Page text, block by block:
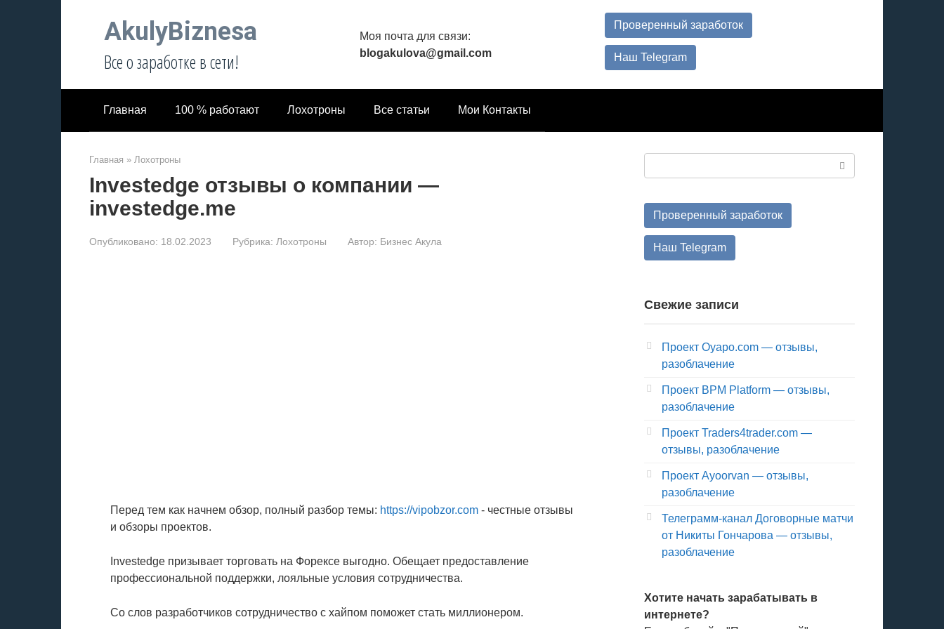
AkulyBiznesa
Все о заработке в сети!
Моя почта для связи:
blogakulova@gmail.com
Проверенный заработок
Наш Telegram
Главная 100 % работают Лохотроны Все статьи Мои Контакты
Главная » Лохотроны
Investedge отзывы о компании —
investedge.me
Опубликовано: 18.02.2023 Рубрика: Лохотроны Автор: Бизнес Акула
Перед тем как начнем обзор, полный разбор темы: https://vipobzor.com - честные отзывы
и обзоры проектов.
Investedge призывает торговать на Форексе выгодно. Обещает предоставление
профессиональной поддержки, лояльные условия сотрудничества.
Со слов разработчиков сотрудничество с хайпом поможет стать миллионером.
Проверенный заработок
Наш Telegram
Свежие записи
Проект Oyapo.com — отзывы,
разоблачение
Проект BPM Platform — отзывы,
разоблачение
Проект Traders4trader.com —
отзывы, разоблачение
Проект Ayoorvan — отзывы,
разоблачение
Телеграмм-канал Договорные матчи
от Никиты Гончарова — отзывы,
разоблачение
Хотите начать зарабатывать в
интернете?